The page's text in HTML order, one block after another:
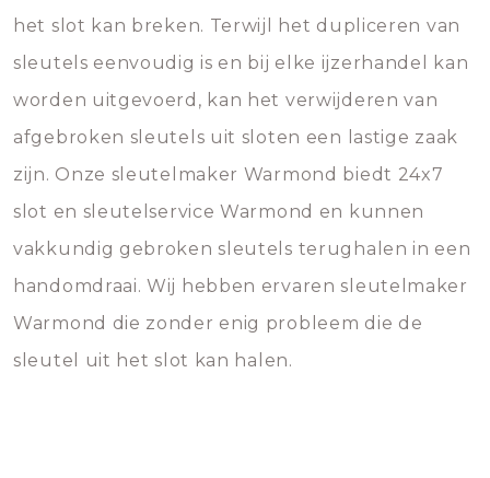
het slot kan breken. Terwijl het dupliceren van
sleutels eenvoudig is en bij elke ijzerhandel kan
worden uitgevoerd, kan het verwijderen van
afgebroken sleutels uit sloten een lastige zaak
zijn. Onze sleutelmaker Warmond biedt 24x7
slot en sleutelservice Warmond en kunnen
vakkundig gebroken sleutels terughalen in een
handomdraai. Wij hebben ervaren sleutelmaker
Warmond die zonder enig probleem die de
sleutel uit het slot kan halen.